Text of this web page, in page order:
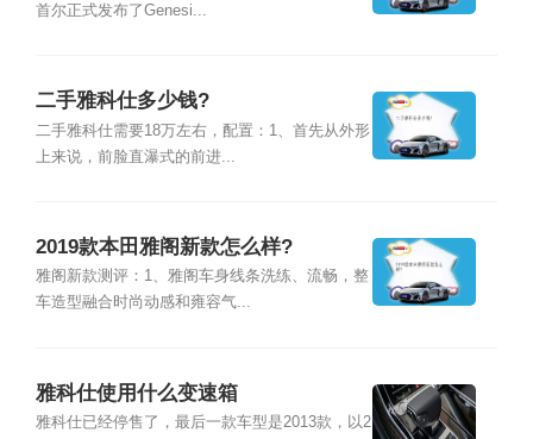
首尔正式发布了Genesi...
二手雅科仕多少钱?
二手雅科仕需要18万左右，配置：1、首先从外形
上来说，前脸直瀑式的前进...
2019款本田雅阁新款怎么样?
雅阁新款测评：1、雅阁车身线条洗练、流畅，整
车造型融合时尚动感和雍容气...
雅科仕使用什么变速箱
雅科仕已经停售了，最后一款车型是2013款，以2